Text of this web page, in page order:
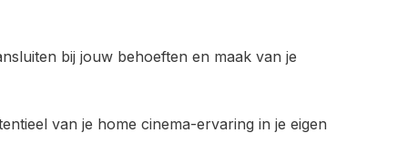
bij jouw behoeften en maak van je
van je home cinema-ervaring in je eigen